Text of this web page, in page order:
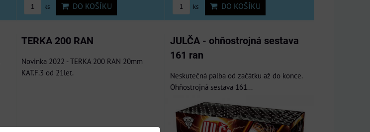
ks DO KOŠÍKU ks DO KOŠÍKU
TERKA 200 RAN
Novinka 2022 - TERKA 200 RAN 20mm
KAT.F.3 od 21let.
JULČA - ohňostrojná sestava
161 ran
Neskutečná palba od začátku až do konce.
Ohňostrojná sestava 161...